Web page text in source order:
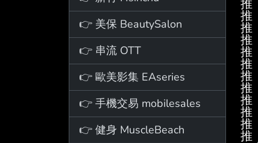
👉 美保 BeautySalon
👉 串流 OTT
👉 歐美影集 EAseries
👉 手機交易 mobilesales
👉 健身 MuscleBeach
推
推
推
推
推
推
推
推
推
推
推
推